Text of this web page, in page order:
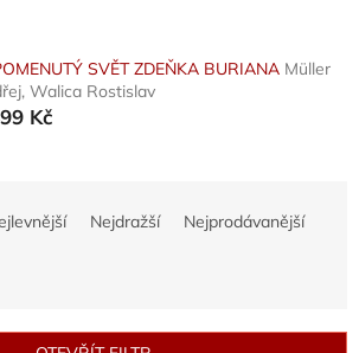
SVĚT ZDEŇKA BURIANA Müller
Walica Rostislav
Kč
Nejdražší Nejprodávanější